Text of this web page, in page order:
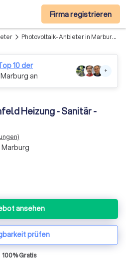
Firma registrieren
arrow_forward_ios Photovoltaik-Anbieter in Marburg
10 der
an
+
Heizung - Sanitär -
)
ansehen
prüfen
100% Gratis